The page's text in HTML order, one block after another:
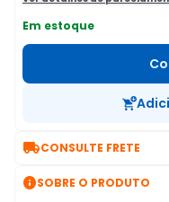
Em estoque
CONSULTE FRETE
SOBRE O PRODUTO